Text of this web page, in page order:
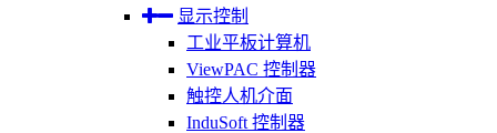
显示控制
工业平板计算机
ViewPAC 控制器
触控人机介面
InduSoft 控制器